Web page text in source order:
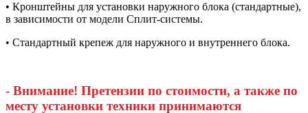
• Кронштейны для установки наружного блока (стандартные),
в зависимости от модели Сплит-системы.
• Стандартный крепеж для наружного и внутреннего блока.
- Внимание! Претензии по стоимости, а также по
месту установки техники принимаются